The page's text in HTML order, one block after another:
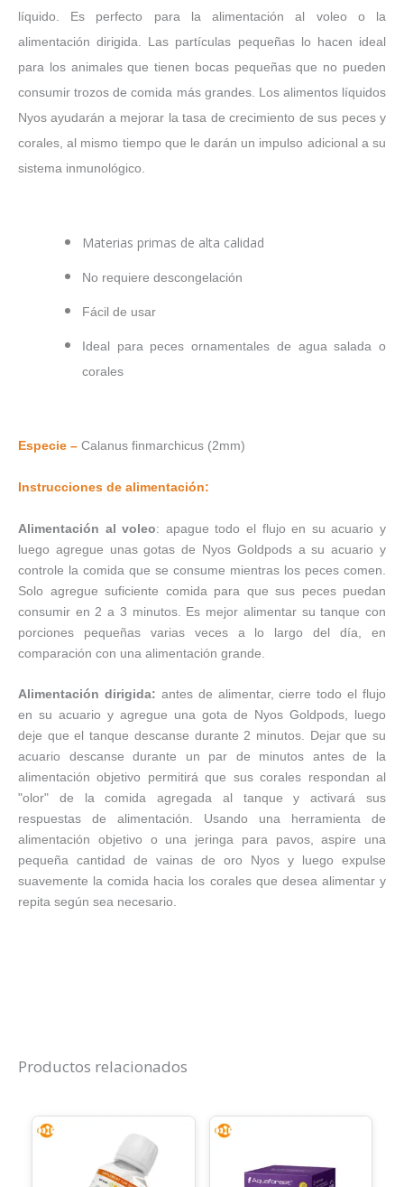
líquido. Es perfecto para la alimentación al voleo o la
alimentación dirigida. Las partículas pequeñas lo hacen ideal
para los animales que tienen bocas pequeñas que no pueden
consumir trozos de comida más grandes. Los alimentos líquidos
Nyos ayudarán a mejorar la tasa de crecimiento de sus peces y
corales, al mismo tiempo que le darán un impulso adicional a su
sistema inmunológico.
Materias primas de alta calidad
No requiere descongelación
Fácil de usar
Ideal para peces ornamentales de agua salada o
corales
Especie – Calanus finmarchicus (2mm)
Instrucciones de alimentación:
Alimentación al voleo: apague todo el flujo en su acuario y
luego agregue unas gotas de Nyos Goldpods a su acuario y
controle la comida que se consume mientras los peces comen.
Solo agregue suficiente comida para que sus peces puedan
consumir en 2 a 3 minutos. Es mejor alimentar su tanque con
porciones pequeñas varias veces a lo largo del día, en
comparación con una alimentación grande.
Alimentación dirigida: antes de alimentar, cierre todo el flujo
en su acuario y agregue una gota de Nyos Goldpods, luego
deje que el tanque descanse durante 2 minutos. Dejar que su
acuario descanse durante un par de minutos antes de la
alimentación objetivo permitirá que sus corales respondan al
"olor" de la comida agregada al tanque y activará sus
respuestas de alimentación. Usando una herramienta de
alimentación objetivo o una jeringa para pavos, aspire una
pequeña cantidad de vainas de oro Nyos y luego expulse
suavemente la comida hacia los corales que desea alimentar y
repita según sea necesario.
Productos relacionados